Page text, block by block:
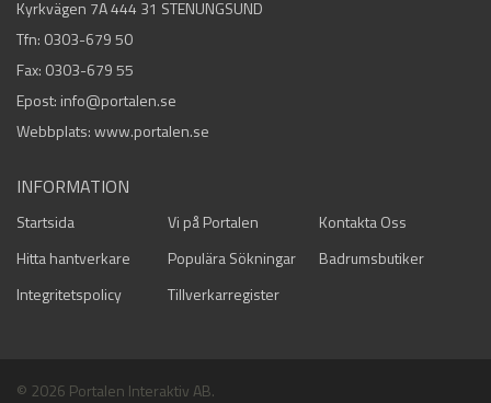
Kyrkvägen 7A 444 31 STENUNGSUND
Tfn: 0303-679 50
Fax: 0303-679 55
Epost: info@portalen.se
Webbplats: www.portalen.se
INFORMATION
Startsida Vi på Portalen
Kontakta Oss
Hitta hantverkare
Populära Sökningar
Badrumsbutiker
Integritetspolicy
Tillverkarregister
© 2026 Portalen Interaktiv AB.